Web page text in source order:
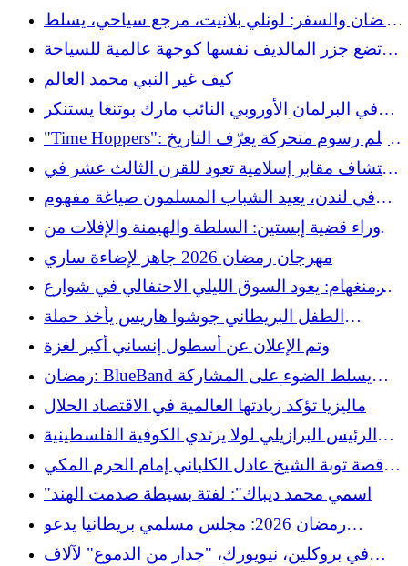
مستهدفة بالأخبار الكاذبة لقولها الحقيقة
رمضان والسفر: لونلي بلانيت، مرجع سياحي، يسلط
الضوء على تجربة ثقافية ثرية
تضع جزر المالديف نفسها كوجهة عالمية للسياحة
الحلال
كيف غير النبي محمد العالم
في البرلمان الأوروبي النائب مارك بوتنغا يستنكر
صمت الاتحاد الأوروبي أمام الضم الكامل لفلسطين
"Time Hoppers": فيلم رسوم متحركة يعرّف التاريخ
الإسلامي لعامة الناس
اكتشاف مقابر إسلامية تعود للقرن الثالث عشر في
إيستيبونا، جنوب إسبانيا
في لندن، يعيد الشباب المسلمون صياغة مفهوم
رمضان الشامل خارج المساجد، حسبما ذكرت
صحيفة الغارديان
ما وراء قضية إبستين: السلطة والهيمنة والإفلات من
العقاب في العمل
مهرجان رمضان 2026 جاهز لإضاءة ساري
برمنغهام: يعود السوق الليلي الاحتفالي في شوارع
رمضان
الطفل البريطاني جوشوا هاريس يأخذ حملة
"الكعكة لا تكره" التي أصبحت الآن "التمر لا تكره"
إلى المملكة العربية السعودية
وتم الإعلان عن أسطول إنساني أكبر لغزة
رمضان: BlueBand يسلط الضوء على المشاركة
والكرم والأسرة في حملة كبرى في إندونيسيا
وماليزيا
ماليزيا تؤكد ريادتها العالمية في الاقتصاد الحلال
الرئيس البرازيلي لولا يرتدي الكوفية الفلسطينية
خلال حفل رسمي
قصة توبة الشيخ عادل الكلباني إمام الحرم المكي
السابق
"اسمي محمد ديباك": لفتة بسيطة صدمت الهند
رمضان 2026: مجلس مسلمي بريطانيا يدعو
المسلمين إلى المشاركة السياسية
في بروكلين، نيويورك، "جدار من الدموع" لآلاف